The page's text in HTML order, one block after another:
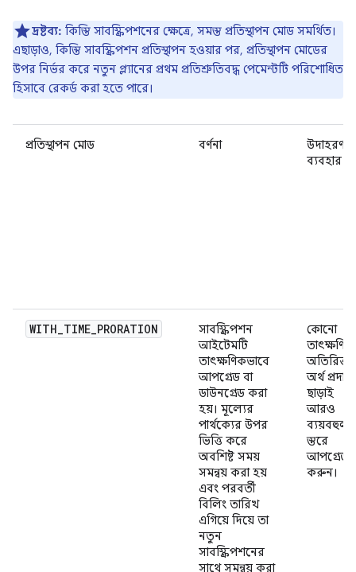
দ্রষ্টব্য: কিস্তি সাবস্ক্রিপশনের ক্ষেত্রে, সমস্ত প্রতিস্থাপন মোড সমর্থিত।
এছাড়াও, কিস্তি সাবস্ক্রিপশন প্রতিস্থাপন হওয়ার পর, প্রতিস্থাপন মোডের
উপর নির্ভর করে নতুন প্ল্যানের প্রথম প্রতিশ্রুতিবদ্ধ পেমেন্টটি পরিশোধিত
হিসাবে রেকর্ড করা হতে পারে।
প্রতিস্থাপন মোড বর্ণনা
উদাহরণ
ব্যবহার
WITH_TIME_PRORATION
সাবস্ক্রিপশন
আইটেমটি
তাৎক্ষণিকভাবে
আপগ্রেড বা
ডাউনগ্রেড করা
হয়। মূল্যের
পার্থক্যের উপর
ভিত্তি করে
অবশিষ্ট সময়
সমন্বয় করা হয়
এবং পরবর্তী
বিলিং তারিখ
এগিয়ে দিয়ে তা
নতুন
সাবস্ক্রিপশনের
সাথে সমন্বয় করা
কোনো
তাৎক্ষণিক
অতিরিক্ত
অর্থ প্রদান
ছাড়াই
আরও
ব্যয়বহুল
স্তরে
আপগ্রেড
করুন।